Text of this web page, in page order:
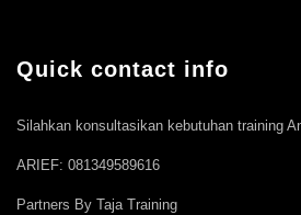
Quick contact info
Silahkan konsultasikan kebutuhan training
ARIEF: 081349589616
Partners By Taja Training